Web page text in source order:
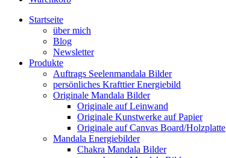
Startseite
über mich
Blog
Newsletter
Produkte
Auftrags Seelenmandala Bilder
persönliches Krafttier Energiebild
Originale Mandala Bilder
Originale auf Leinwand
Originale Kunstwerke auf Papier
Originale auf Canvas Board/Holzplatte
Mandala Energiebilder
Chakra Mandala Bilder